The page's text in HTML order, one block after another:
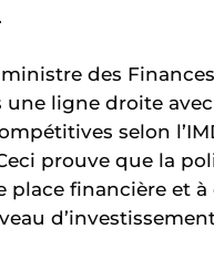
ministre des
une ligne droite
selon
prouve que la
place financière et